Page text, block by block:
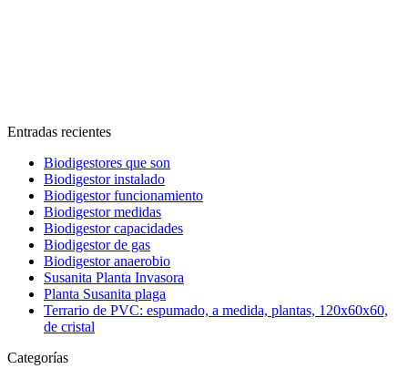
Entradas recientes
Biodigestores que son
Biodigestor instalado
Biodigestor funcionamiento
Biodigestor medidas
Biodigestor capacidades
Biodigestor de gas
Biodigestor anaerobio
Susanita Planta Invasora
Planta Susanita plaga
Terrario de PVC: espumado, a medida, plantas, 120x60x60,
de cristal
Categorías